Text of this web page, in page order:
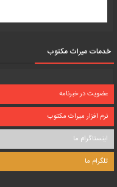
خدمات میراث مکتوب
عضویت در خبرنامه
نرم افزار میراث مکتوب
اینستاگرام ما
تلگرام ما